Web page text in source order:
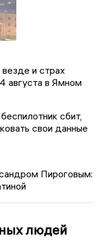
и страх
августа в Ямном
сбит,
свои данные
Пироговым:
людей